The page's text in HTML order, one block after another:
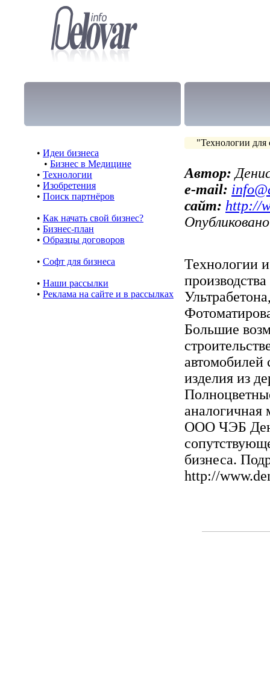
• Идеи бизнеса
• Бизнес в Медицине
• Технологии
• Изобретения
• Поиск партнёров
• Как начать свой бизнес?
• Бизнес-план
• Образцы договоров
• Cофт для бизнеса
• Наши рассылки
• Реклама на сайте и в рассылках
"Технологии для
Автор:
e-mail:
сайт: http://
Технологии
Большие
автомобилей
изделия из
аналогичная
ООО ЧЭБ
бизнеса.
http://